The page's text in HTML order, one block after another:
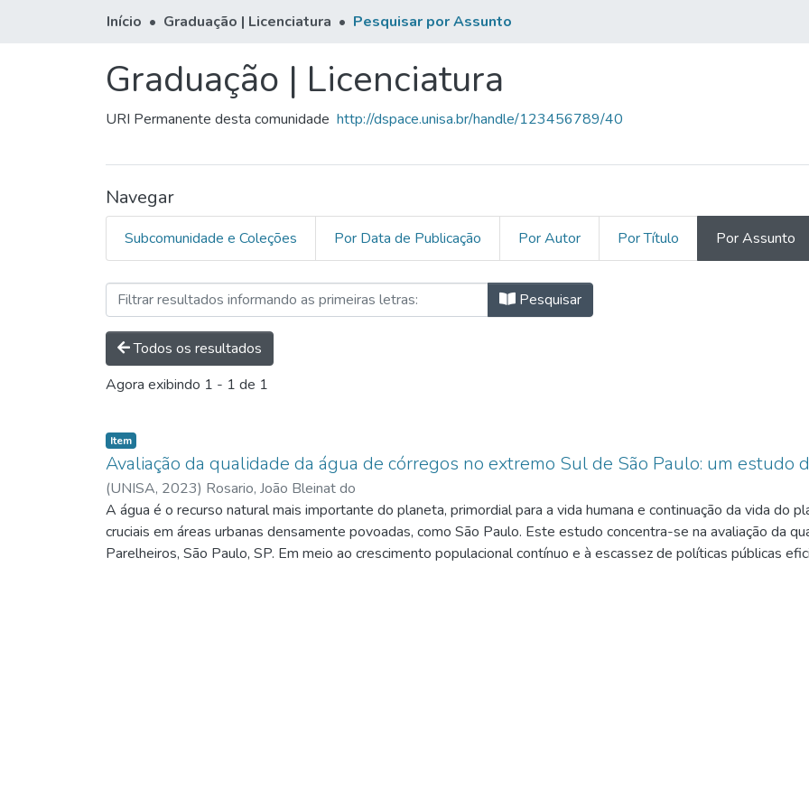
Início Graduação | Licenciatura Pesquisar por Assunto
Graduação | Licenciatura
URI Permanente desta comunidade http://dspace.unisa.br/handle/123456789/40
Navegar
Subcomunidade e Coleções Por Data de Publicação Por Autor Por Título Por Assunto
Navegando Graduação | Licenciatura por Assunto "Água -
Pesquisar
Todos os resultados
Agora exibindo 1 - 1 de 1
Item
Avaliação da qualidade da água de córregos no extremo Sul de São Paulo: um estudo
(UNISA, 2023) Rosario, João Bleinat do
A água é o recurso natural mais importante do planeta, primordial para a vida humana e continuação da vida do
cruciais em áreas urbanas densamente povoadas, como São Paulo. Este estudo concentra-se na avaliação da
Parelheiros, São Paulo, SP. Em meio ao crescimento populacional contínuo e à escassez de políticas públicas